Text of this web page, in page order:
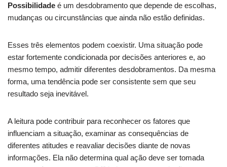
Possibilidade é um desdobramento que depende de escolhas,
mudanças ou circunstâncias que ainda não estão definidas.
Esses três elementos podem coexistir. Uma situação pode
estar fortemente condicionada por decisões anteriores e, ao
mesmo tempo, admitir diferentes desdobramentos. Da mesma
forma, uma tendência pode ser consistente sem que seu
resultado seja inevitável.
A leitura pode contribuir para reconhecer os fatores que
influenciam a situação, examinar as consequências de
diferentes atitudes e reavaliar decisões diante de novas
informações. Ela não determina qual ação deve ser tomada